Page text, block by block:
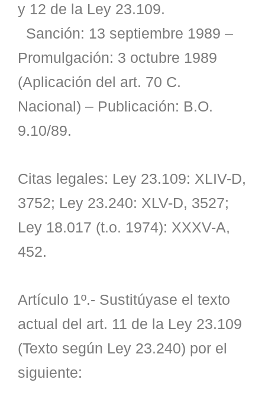
y 12 de la Ley 23.109.
Sanción: 13 septiembre 1989 –
Promulgación: 3 octubre 1989
(Aplicación del art. 70 C.
Nacional) – Publicación: B.O.
9.10/89.
Citas legales: Ley 23.109: XLIV-D,
3752; Ley 23.240: XLV-D, 3527;
Ley 18.017 (t.o. 1974): XXXV-A,
452.
Artículo 1º.- Sustitúyase el texto
actual del art. 11 de la Ley 23.109
(Texto según Ley 23.240) por el
siguiente: